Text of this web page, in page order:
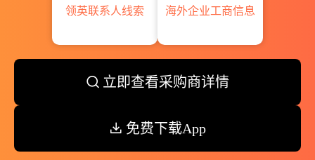
领英联系人线索
海外企业工商信息
立即查看采购商详情
免费下载App